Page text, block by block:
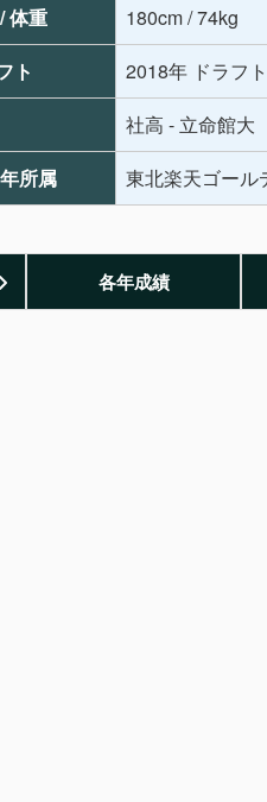
体重
180cm / 74kg
ト
2018年 ドラフ
社高 - 立命館大
所属
東北楽天ゴール
各年成績